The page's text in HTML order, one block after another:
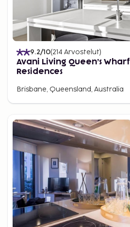
9.2/10(214 Arvostelut)
Avani Living Queen’s Wharf
Residences
Brisbane, Queensland, Australia